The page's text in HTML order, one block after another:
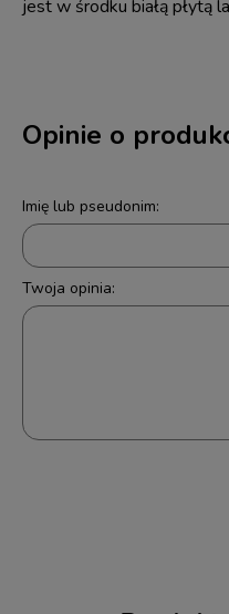
jest w środku białą płytą
Opinie o
Imię lub pseudonim:
Twoja opinia: